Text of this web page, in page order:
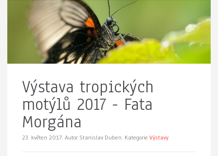
Výstava tropických
motýlů 2017 - Fata
Morgána
23. květen 2017. Autor Stanislav Duben. Kategorie Výstavy